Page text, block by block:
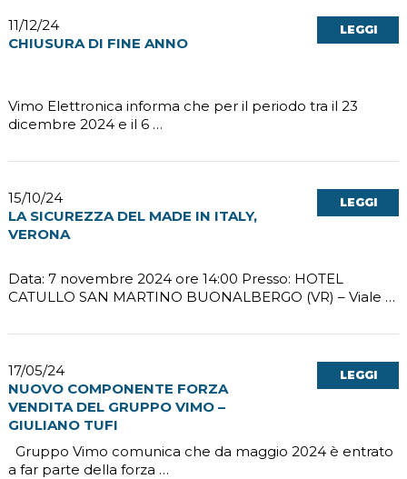
11/12/24
CHIUSURA DI FINE ANNO
Vimo Elettronica informa che per il periodo tra il 23
dicembre 2024 e il 6 …
LEGGI
15/10/24
LA SICUREZZA DEL MADE IN ITALY,
VERONA
Data: 7 novembre 2024 ore 14:00 Presso: HOTEL
CATULLO SAN MARTINO BUONALBERGO (VR) – Viale …
LEGGI
17/05/24
NUOVO COMPONENTE FORZA
VENDITA DEL GRUPPO VIMO –
GIULIANO TUFI
Gruppo Vimo comunica che da maggio 2024 è entrato
a far parte della forza …
LEGGI